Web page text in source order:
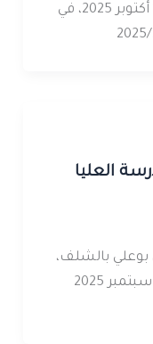
حسيبة بن بوعلي بالشلف، يوم 16 أكتوبر 2025، في
العليا
بالشلف،
البروفيسور العربي غويني، يوم 23 سبتمبر 2025